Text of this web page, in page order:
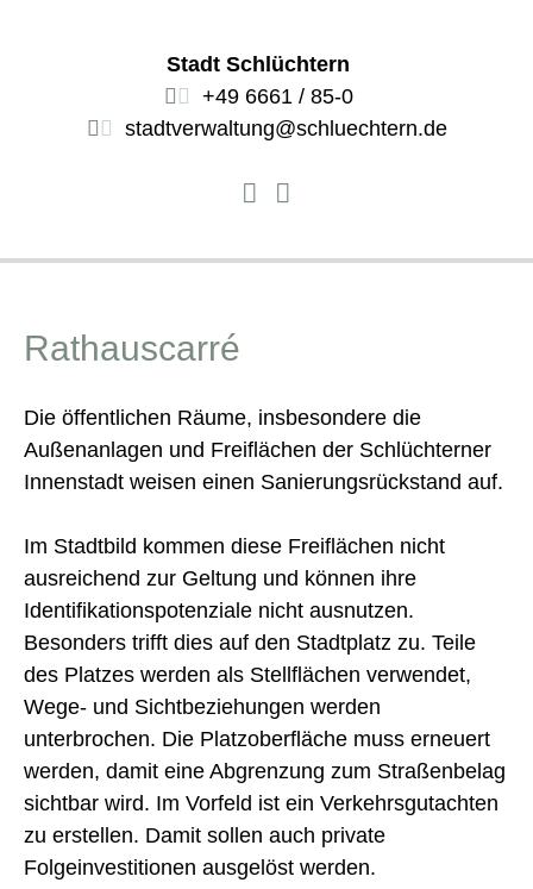
Stadt Schlüchtern
+49 6661 / 85-0
stadtverwaltung@schluechtern.de
Rathauscarré
Die öffentlichen Räume, insbesondere die
Außenanlagen und Freiflächen der Schlüchterner
Innenstadt weisen einen Sanierungsrückstand auf.
Im Stadtbild kommen diese Freiflächen nicht
ausreichend zur Geltung und können ihre
Identifikationspotenziale nicht ausnutzen.
Besonders trifft dies auf den Stadtplatz zu. Teile
des Platzes werden als Stellflächen verwendet,
Wege- und Sichtbeziehungen werden
unterbrochen. Die Platzoberfläche muss erneuert
werden, damit eine Abgrenzung zum Straßenbelag
sichtbar wird. Im Vorfeld ist ein Verkehrsgutachten
zu erstellen. Damit sollen auch private
Folgeinvestitionen ausgelöst werden.